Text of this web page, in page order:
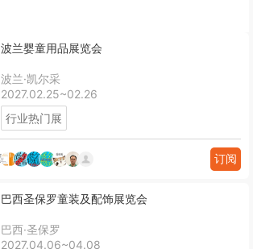
波兰婴童用品展览会
波兰·凯尔采
2027.02.25~02.26
行业热门展
订阅
巴西圣保罗童装及配饰展览会
巴西·圣保罗
2027.04.06~04.08